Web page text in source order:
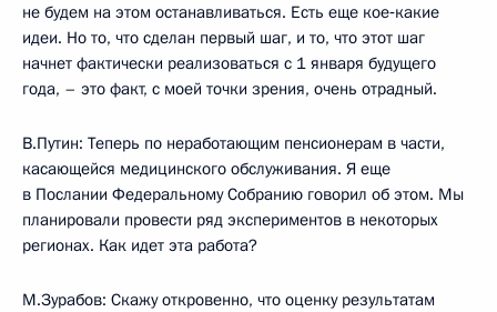
не будем на этом останавливаться. Есть еще кое‑какие
идеи. Но то, что сделан первый шаг, и то, что этот шаг
начнет фактически реализоваться с 1 января будущего
года, – это факт, с моей точки зрения, очень отрадный.
В.Путин: Теперь по неработающим пенсионерам в части,
касающейся медицинского обслуживания. Я еще
в Послании Федеральному Собранию говорил об этом. Мы
планировали провести ряд экспериментов в некоторых
регионах. Как идет эта работа?
М.Зурабов: Скажу откровенно, что оценку результатам